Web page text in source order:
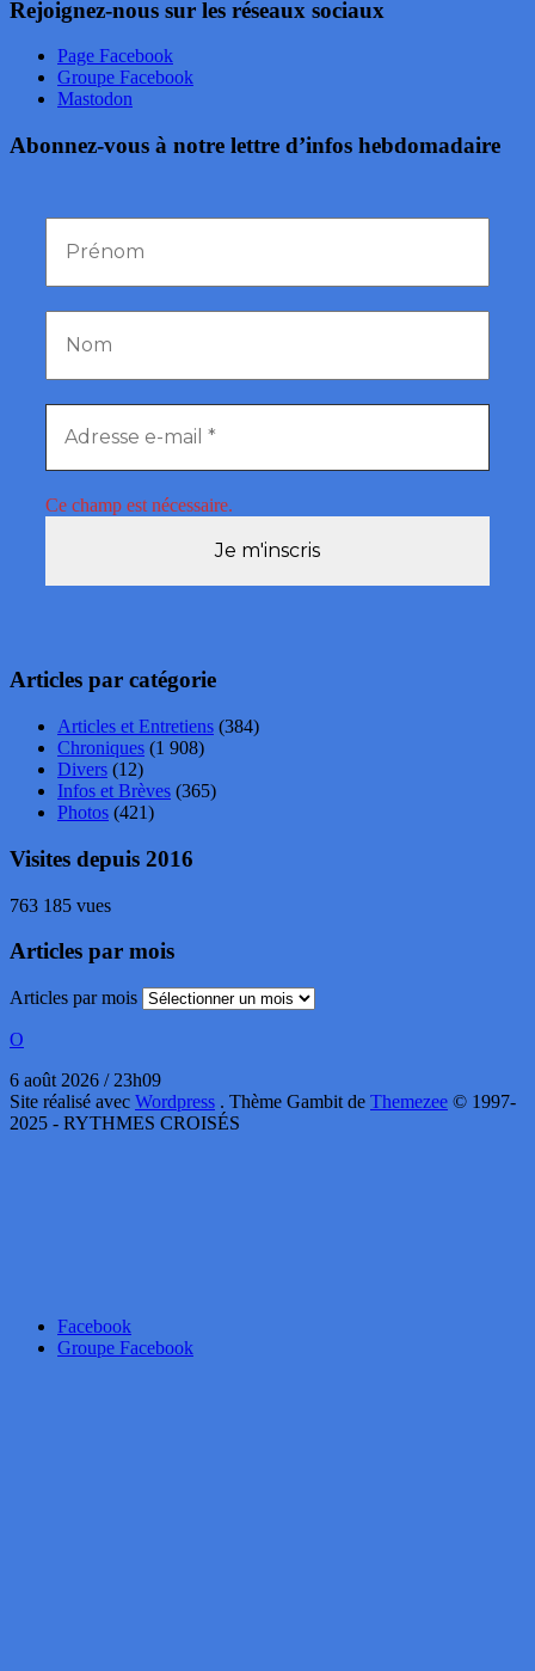
Rejoignez-nous sur les réseaux sociaux
Page Facebook
Groupe Facebook
Mastodon
Abonnez-vous à notre lettre d’infos hebdomadaire
Ce champ est nécessaire.
Articles par catégorie
Articles et Entretiens (384)
Chroniques (1 908)
Divers (12)
Infos et Brèves (365)
Photos (421)
Visites depuis 2016
763 185 vues
Articles par mois
Articles par mois
O
6 août 2026 / 23h09
Site réalisé avec Wordpress . Thème Gambit de Themezee © 1997-
2025 - RYTHMES CROISÉS
Facebook
Groupe Facebook